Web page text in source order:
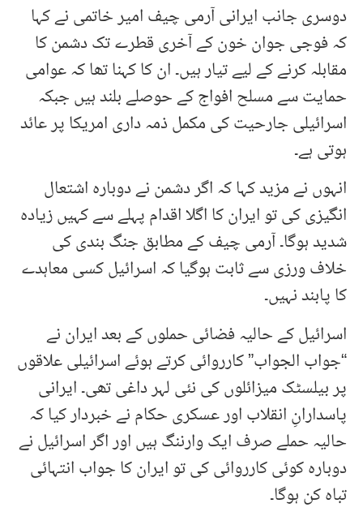
دوسری جانب ایرانی آرمی چیف امیر خاتمی نے کہا
کہ فوجی جوان خون کے آخری قطرے تک دشمن کا
مقابلہ کرنے کے لیے تیار ہیں۔ ان کا کہنا تھا کہ عوامی
حمایت سے مسلح افواج کے حوصلے بلند ہیں جبکہ
اسرائیلی جارحیت کی مکمل ذمہ داری امریکا پر عائد
ہوتی ہے۔
انہوں نے مزید کہا کہ اگر دشمن نے دوبارہ اشتعال
انگیزی کی تو ایران کا اگلا اقدام پہلے سے کہیں زیادہ
شدید ہوگا۔ آرمی چیف کے مطابق جنگ بندی کی
خلاف ورزی سے ثابت ہوگیا کہ اسرائیل کسی معاہدے
کا پابند نہیں۔
اسرائیل کے حالیہ فضائی حملوں کے بعد ایران نے
“جواب الجواب” کارروائی کرتے ہوئے اسرائیلی علاقوں
پر بیلسٹک میزائلوں کی نئی لہر داغی تھی۔ ایرانی
پاسدارانِ انقلاب اور عسکری حکام نے خبردار کیا کہ
حالیہ حملے صرف ایک وارننگ ہیں اور اگر اسرائیل نے
دوبارہ کوئی کارروائی کی تو ایران کا جواب انتہائی
تباہ کن ہوگا۔